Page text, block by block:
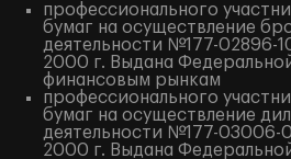
профессионального
бумаг на осуществление
деятельности №177-02896-
2000 г. Выдана
финансовым рынкам
профессионального
бумаг на осуществление
деятельности №177-03006-
2000 г. Выдана